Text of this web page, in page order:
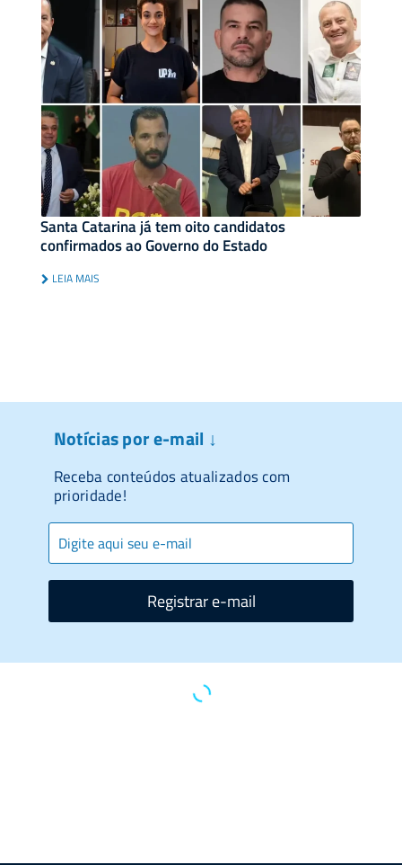
Santa Catarina já tem oito candidatos
confirmados ao Governo do Estado
LEIA MAIS
Notícias por e-mail ↓
Receba conteúdos atualizados com
prioridade!
Registrar e-mail